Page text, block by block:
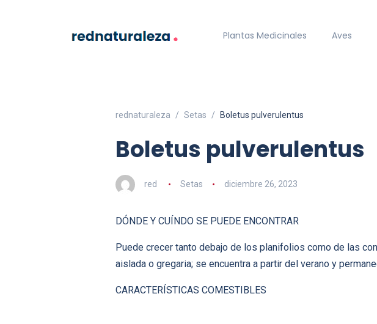
Plantas Medicinales Aves
rednaturaleza Setas Boletus pulverulentus
Boletus pulverulentus
red Setas diciembre 26, 2023
DÓNDE Y CUÍNDO SE PUEDE ENCONTRAR
Puede crecer tanto debajo de los planifolios como de las
aislada o gregaria; se encuentra a partir del verano y
CARACTERÍSTICAS COMESTIBLES